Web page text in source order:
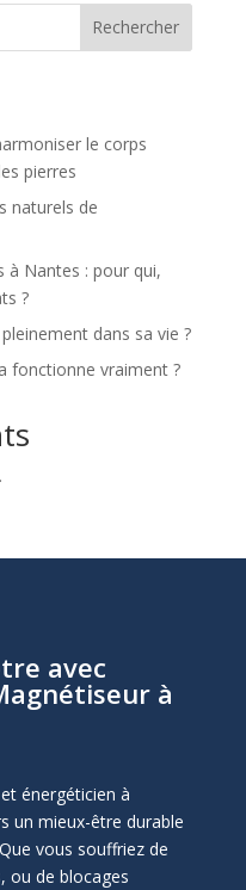
Rechercher
le corps
pierres
naturels de
à Nantes : pour qui,
?
dans sa vie ?
fonctionne vraiment ?
avec
à
énergéticien à
un mieux-être durable
vous souffriez de
ou de blocages